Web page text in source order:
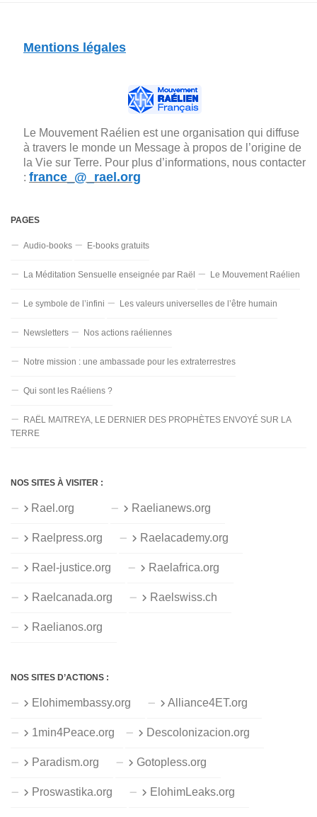
Mentions légales
Le Mouvement Raélien est une organisation qui diffuse
à travers le monde un Message à propos de l’origine de
la Vie sur Terre. Pour plus d’informations, nous contacter
: france_@_rael.org
PAGES
Audio-books E-books gratuits
La Méditation Sensuelle enseignée par Raël Le Mouvement Raélien
Le symbole de l’infini Les valeurs universelles de l’être humain
Newsletters Nos actions raéliennes
Notre mission : une ambassade pour les extraterrestres
Qui sont les Raéliens ?
RAËL MAITREYA, LE DERNIER DES PROPHÈTES ENVOYÉ SUR LA
TERRE
NOS SITES À VISITER :
Rael.org Raelianews.org
Raelpress.org Raelacademy.org
Rael-justice.org Raelafrica.org
Raelcanada.org Raelswiss.ch
Raelianos.org
NOS SITES D’ACTIONS :
Elohimembassy.org Alliance4ET.org
1min4Peace.org Descolonizacion.org
Paradism.org Gotopless.org
Proswastika.org ElohimLeaks.org